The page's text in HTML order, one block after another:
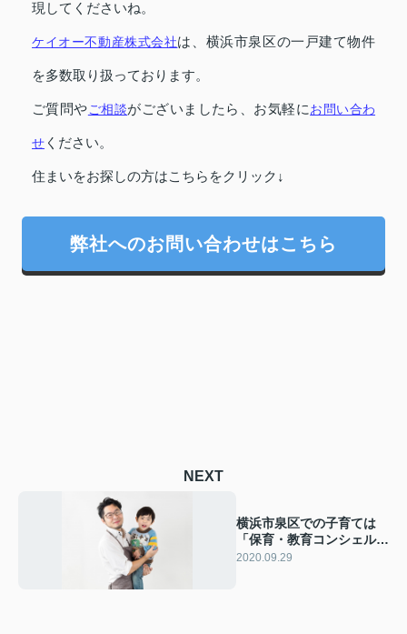
現してくださいね。
ケイオー不動産株式会社は、横浜市泉区の一戸建て物件
を多数取り扱っております。
ご質問やご相談がございましたら、お気軽にお問い合わ
せ ください。
住まいをお探しの方はこちらをクリック↓
弊社へのお問い合わせはこちら
NEXT
横浜市泉区での子育ては
「保育・教育コンシェルジ
ュ」に相談しよう！
2020.09.29